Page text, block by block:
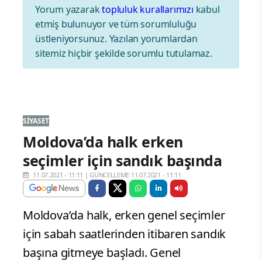
Yorum yazaraktopluluk kurallarımızı kabul
etmiş bulunuyor ve tüm sorumluluğu
üstleniyorsunuz. Yazılan yorumlardan
sitemiz hiçbir şekilde sorumlu tutulamaz.
SIYASET
Moldova’da halk erken
seçimler için sandık başında
11.07.2021 - 11:11 |GÜNCELLEME:11.07.2021 - 11:11
Moldova’da halk, erken genel seçimler
için sabah saatlerinden itibaren sandık
başına gitmeye başladı. Genel